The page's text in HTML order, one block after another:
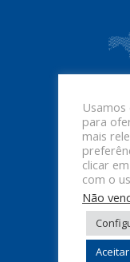
para
mais
clicar
com o
Não
Aceitar